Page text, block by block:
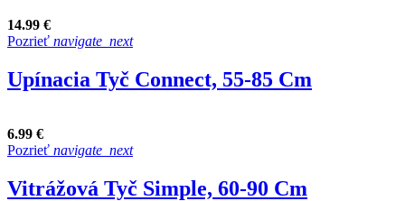
14.99 €
Pozrieť navigate_next
Upínacia Tyč Connect, 55-85 Cm
6.99 €
Pozrieť navigate_next
Vitrážová Tyč Simple, 60-90 Cm